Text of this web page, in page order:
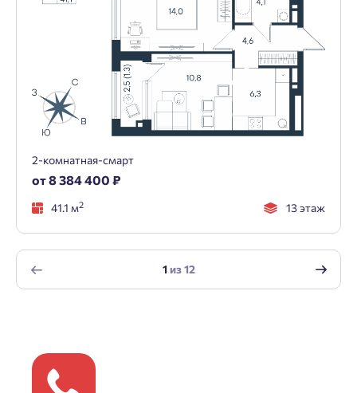
2-комнатная-смарт
от 8 384 400 ₽
41.1 м2 13 этаж
1из12